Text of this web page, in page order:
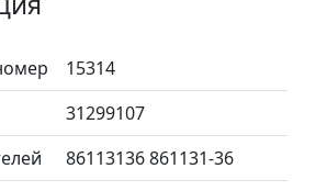
15314
31299107
86113136 861131-36